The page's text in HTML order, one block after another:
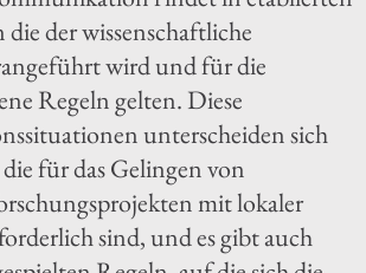
die der wissenschaftliche
wird und für die
Regeln gelten. Diese
unterscheiden sich
für das Gelingen von
mit lokaler
sind, und es gibt auch